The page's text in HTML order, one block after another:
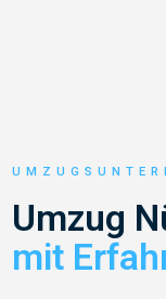
Umzug
mit